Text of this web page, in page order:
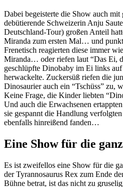
Dabei begeisterte die Show auch
debütierende Schweizerin Anju
Deutschland-Tour) großen Anteil
Miranda zum ersten Mal… und
Frenetisch reagierten diese immer
Miranda… oder riefen laut “Das Ei,
geschlüpfte Dinobaby im Ei links
herwackelte. Zuckersüß riefen die
Dinosaurier auch ein “Tschüss” zu,
Keine Frage, die Kinder liebten
Und auch die Erwachsenen
sie gespannt die Handlung
ebenfalls hinreißend fanden…
Eine Show für die
Es ist zweifellos eine Show für die
der Tyrannosaurus Rex zum Ende
Bühne betrat, ist das nicht zu